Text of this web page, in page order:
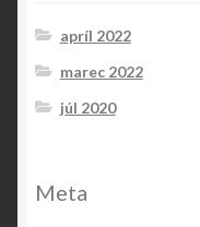
apríl 2022
marec 2022
júl 2020
Meta